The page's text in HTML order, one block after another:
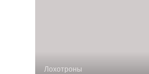
Лохотроны